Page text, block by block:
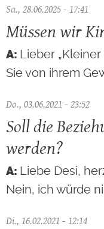
Sa., 28.06.2025 - 17:41
Müssen wir
Lieber
Sie von ihrem
Do., 03.06.2021 - 23:52
Soll die
werden?
Liebe Desi,
Nein, ich würde
Di., 16.02.2021 - 12:14